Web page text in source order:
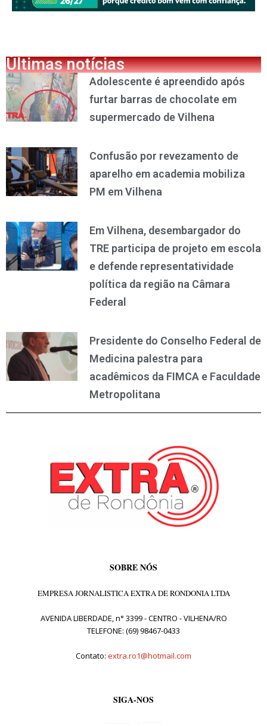
Últimas notícias
Adolescente é apreendido após
furtar barras de chocolate em
supermercado de Vilhena
Confusão por revezamento de
aparelho em academia mobiliza
PM em Vilhena
Em Vilhena, desembargador do
TRE participa de projeto em escola
e defende representatividade
política da região na Câmara
Federal
Presidente do Conselho Federal de
Medicina palestra para
acadêmicos da FIMCA e Faculdade
Metropolitana
SOBRE NÓS
EMPRESA JORNALISTICA EXTRA DE RONDONIA LTDA
AVENIDA LIBERDADE, n° 3399 - CENTRO - VILHENA/RO
TELEFONE: (69) 98467-0433
Contato: extra.ro1@hotmail.com
SIGA-NOS